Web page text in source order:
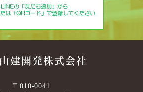
山建開発株式会社
〒010-0041